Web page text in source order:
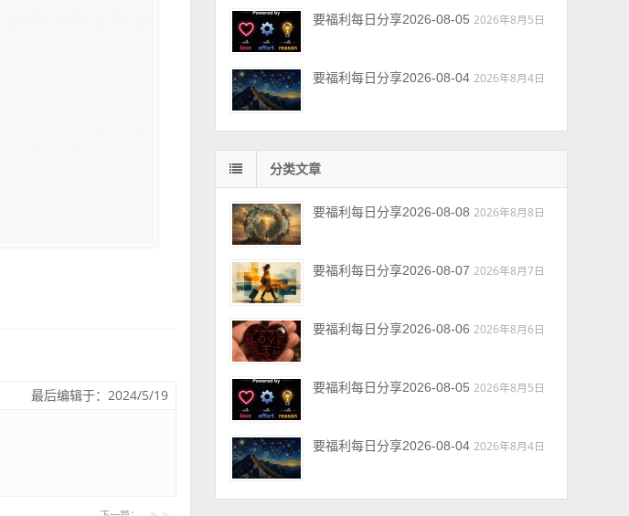
最后编辑于：2024/5/19
要福利每日分享2026-08-05 2026年8月5日
要福利每日分享2026-08-04 2026年8月4日
分类文章
要福利每日分享2026-08-08 2026年8月8日
要福利每日分享2026-08-07 2026年8月7日
要福利每日分享2026-08-06 2026年8月6日
要福利每日分享2026-08-05 2026年8月5日
要福利每日分享2026-08-04 2026年8月4日